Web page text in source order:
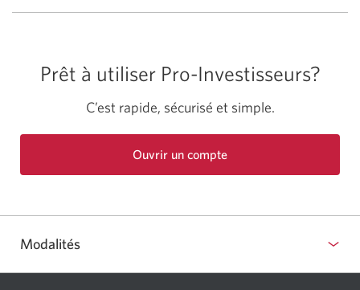
Prêt à utiliser Pro-Investisseurs?
C’est rapide, sécurisé et simple.
Ouvrir un compte
fenêtre
Modalités